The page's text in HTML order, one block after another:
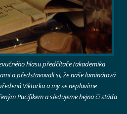
hlasu předčítače (akademika
a představovali si, že naše laminátová
Viktorka a my se neplavíme
Pacifikem a sledujeme hejna či stáda